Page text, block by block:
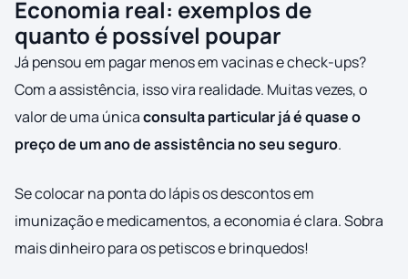
Economia real: exemplos de
quanto é possível poupar
Já pensou em pagar menos em vacinas e check-ups?
Com a assistência, isso vira realidade. Muitas vezes, o
valor de uma únicaconsulta particular já é quase o
preço de um ano de assistência no seu seguro.
Se colocar na ponta do lápis os descontos em
imunização e medicamentos, a economia é clara. Sobra
mais dinheiro para os petiscos e brinquedos!